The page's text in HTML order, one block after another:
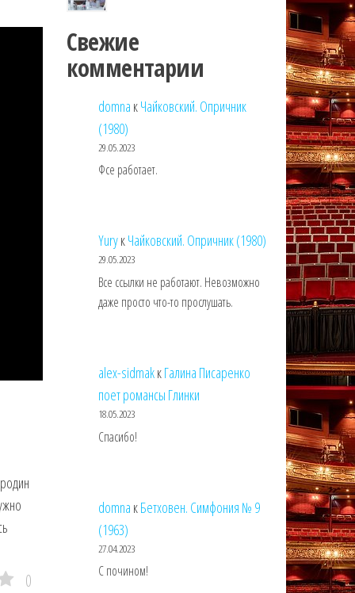
0
Свежие
комментарии
domna кЧайковский. Опричник
(1980)
29.05.2023
Фсе работает.
YuryкЧайковский. Опричник (1980)
29.05.2023
Все ссылки не работают. Невозможно
даже просто что-то прослушать.
alex-sidmakкГалина Писаренко
поет романсы Глинки
18.05.2023
Спасибо!
domna кБетховен. Симфония № 9
(1963)
27.04.2023
С почином!